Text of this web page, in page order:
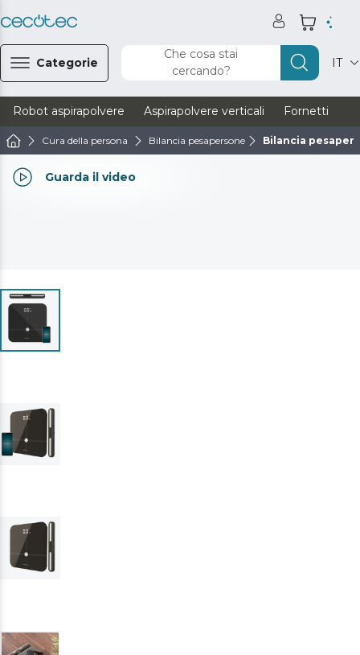
Categorie
Che cosa stai
cercando?
IT
Robot aspirapolvere Aspirapolvere verticali Fornetti
Cura della persona Bilancia pesapersone Bilancia
Guarda il video